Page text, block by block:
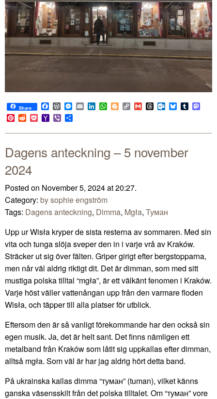
Share Facebook
WordPress
Messenger
EmailLinkedIn
WhatsApp
BloggerCopy
Link
GmailThreadsOutlook.com
BlueskyTumblr
Pinterest
RedditPocketYahoo
Mail
Viber
Dagens anteckning – 5 november
2024
Posted on November 5, 2024 at 20:27.
Category: by sophie engström
Tags: Dagens anteckning, Dimma, Mgła, Туман
Upp ur Wisła kryper de sista resterna av sommaren. Med sin
vita och tunga slöja sveper den in i varje vrå av Kraków.
Sträcker ut sig över fälten. Griper girigt efter bergstopparna,
men når väl aldrig riktigt dit. Det är dimman, som med sitt
mustiga polska tilltal “mgła”, är ett välkänt fenomen i Kraków.
Varje höst väller vattenångan upp från den varmare floden
Wisła, och täpper till alla platser för utblick.
Eftersom den är så vanligt förekommande har den också sin
egen musik. Ja, det är helt sant. Det finns nämligen ett
metalband från Kraków som låtit sig uppkallas efter dimman,
alltså mgła. Som väl är har jag aldrig hört detta band.
På ukrainska kallas dimma “туман” (tuman), vilket känns
ganska väsensskilt från det polska tilltalet. Om “туман” vore